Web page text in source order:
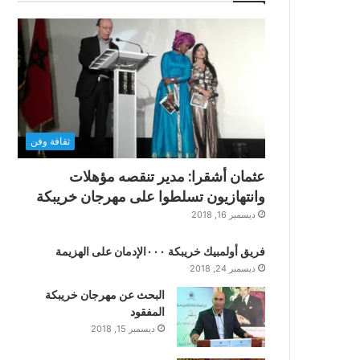
ثقافة وفن
عثمان أشقرا: مدير تنقصه مؤهلات
وانتهازيون تسلطوا على مهرجان خريبكة
ديسمبر 16, 2018
فريق أولمبيك خريبكة ٠٠٠الإدمان على الهزيمة
ديسمبر 24, 2018
البحث عن مهرجان خريبكة
المفقود
ديسمبر 15, 2018